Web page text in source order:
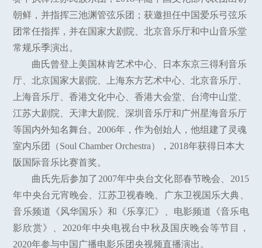
朝鲜，并指挥三池渊管弦乐团；获邀担任中国爱乐弓弦乐
团常任指挥，并在国家大剧院、北京音乐厅和中山音乐堂
常规乐季演出。
曲氏曾登上美国林肯艺术中心、日本东京三得利音乐
厅、北京国家大剧院、上海东方艺术中心、北京音乐厅、
上海音乐厅、香港文化中心、香港大会堂、台湾中山堂、
江苏大剧院、天津大剧院、深圳音乐厅和广州星海音乐厅
等国内外知名舞台。2006年，作为创始人，他组建了灵魂
室内乐团（Soul Chamber Orchestra），2018年获得日本大
阪国际音乐比赛首奖。
曲氏先后参加了2007年中央台文化部春节晚会、2015
年中央台元宵晚会、江苏卫视春晚、广东卫视国乐大典、
音乐频道《风华国乐》和《乐享汇》、电影频道《音乐电
影欣赏》、2020年中央电视台中秋及国庆晚会等节目，
2020年参与中国广播电影乐团央视频直播演出。